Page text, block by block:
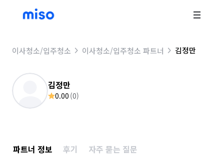
이사청소/입주청소 이사청소/입주청소 파트너 김정만
김정만
0.00 (0)
파트너 정보 후기 자주 묻는 질문